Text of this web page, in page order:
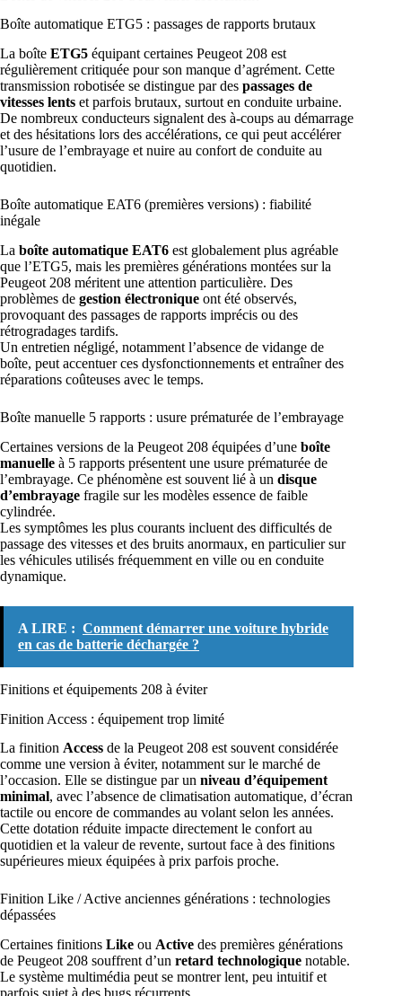
Boîte automatique ETG5 : passages de rapports brutaux
La boîte ETG5 équipant certaines Peugeot 208 est
régulièrement critiquée pour son manque d’agrément. Cette
transmission robotisée se distingue par des passages de
vitesses lents et parfois brutaux, surtout en conduite urbaine.
De nombreux conducteurs signalent des à-coups au démarrage
et des hésitations lors des accélérations, ce qui peut accélérer
l’usure de l’embrayage et nuire au confort de conduite au
quotidien.
Boîte automatique EAT6 (premières versions) : fiabilité
inégale
La boîte automatique EAT6 est globalement plus agréable
que l’ETG5, mais les premières générations montées sur la
Peugeot 208 méritent une attention particulière. Des
problèmes de gestion électronique ont été observés,
provoquant des passages de rapports imprécis ou des
rétrogradages tardifs.
Un entretien négligé, notamment l’absence de vidange de
boîte, peut accentuer ces dysfonctionnements et entraîner des
réparations coûteuses avec le temps.
Boîte manuelle 5 rapports : usure prématurée de l’embrayage
Certaines versions de la Peugeot 208 équipées d’une boîte
manuelle à 5 rapports présentent une usure prématurée de
l’embrayage. Ce phénomène est souvent lié à un disque
d’embrayage fragile sur les modèles essence de faible
cylindrée.
Les symptômes les plus courants incluent des difficultés de
passage des vitesses et des bruits anormaux, en particulier sur
les véhicules utilisés fréquemment en ville ou en conduite
dynamique.
A LIRE : Comment démarrer une voiture hybride
en cas de batterie déchargée ?
Finitions et équipements 208 à éviter
Finition Access : équipement trop limité
La finition Access de la Peugeot 208 est souvent considérée
comme une version à éviter, notamment sur le marché de
l’occasion. Elle se distingue par un niveau d’équipement
minimal, avec l’absence de climatisation automatique, d’écran
tactile ou encore de commandes au volant selon les années.
Cette dotation réduite impacte directement le confort au
quotidien et la valeur de revente, surtout face à des finitions
supérieures mieux équipées à prix parfois proche.
Finition Like / Active anciennes générations : technologies
dépassées
Certaines finitions Like ou Active des premières générations
de Peugeot 208 souffrent d’un retard technologique notable.
Le système multimédia peut se montrer lent, peu intuitif et